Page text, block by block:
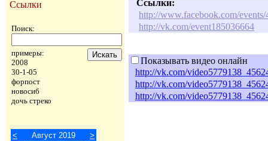
Ссылки
Поиск:
примеры:
2008
30-1-05
форпост
новосиб
дочь стреко
< Август 2019
>
Ссылки:
http://www.facebook.com/
http://vk.com/event185036664
Показывать видео онлайн
http://vk.com/
http://vk.com/
http://vk.com/